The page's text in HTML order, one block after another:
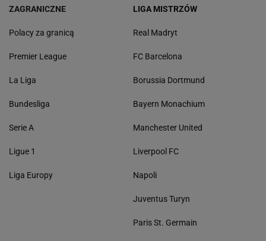
ZAGRANICZNE
Polacy za granicą
Premier League
La Liga
Bundesliga
Serie A
Ligue 1
Liga Europy
LIGA MISTRZÓW
Real Madryt
FC Barcelona
Borussia Dortmund
Bayern Monachium
Manchester United
Liverpool FC
Napoli
Juventus Turyn
Paris St. Germain